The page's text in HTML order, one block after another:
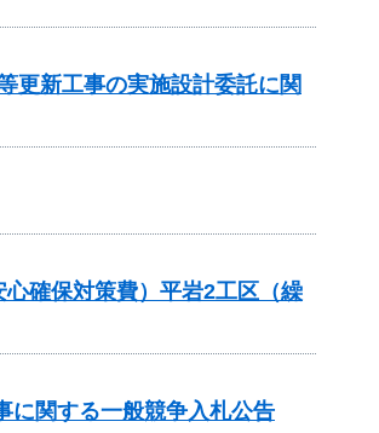
更新工事の実施設計委託に関
確保対策費）平岩2工区（繰
に関する一般競争入札公告